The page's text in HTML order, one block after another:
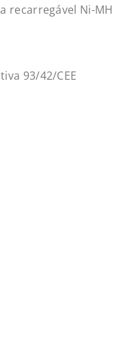
recarregável Ni-MH
93/42/CEE